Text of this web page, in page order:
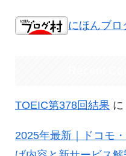
にほんブロ
TOEIC第378回結果 に
2025年最新｜ドコモ